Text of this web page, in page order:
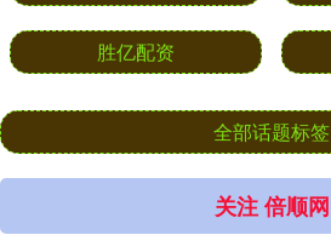
胜亿配资
全部话题标签
关注 倍顺网